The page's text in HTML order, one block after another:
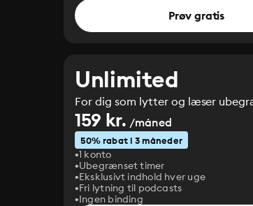
Prøv gratis
Unlimited
For dig som lytter og læser
159 kr. /måned
50% rabat i 3 måneder
1 konto
Ubegrænset timer
Eksklusivt indhold hver uge
Fri lytning til podcasts
Ingen binding